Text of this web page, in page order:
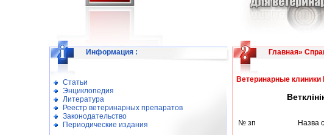
Информация :
Статьи
Энциклопедия
Литература
Реестр ветеринарных препаратов
Законодательство
Периодические издания
Главная»
Ветеринарные клиники
№ зп Назва